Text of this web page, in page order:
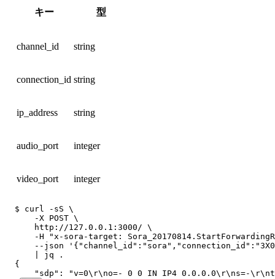
キー 型
channel_id string
connection_id string
ip_address string
audio_port integer
video_port integer
$ curl -sS \
    -X POST \
    http://127.0.0.1:3000/ \
-H "x-sora-target:
--json
    | jq .
{
"sdp": "v=0\r\no=- 0 0 IN IP4 0.0.0.0\r\ns=-